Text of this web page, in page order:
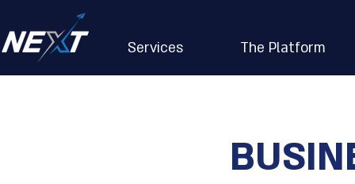
Services The Platform